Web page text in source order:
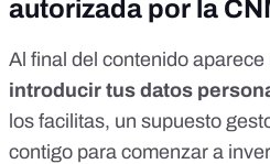
autorizada por la
Al final del contenido aparece
introducir tus datos
los facilitas, un supuesto
contigo para comenzar a